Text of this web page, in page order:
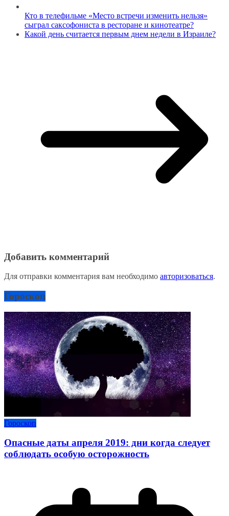
Кто в телефильме «Место встречи изменить нельзя»
сыграл саксофониста в ресторане и кинотеатре?
Какой день считается первым днем недели в Израиле?
Добавить комментарий
Для отправки комментария вам необходимо авторизоваться.
Гороскоп
Гороскоп
Опасные даты апреля 2019: дни когда следует
соблюдать особую осторожность